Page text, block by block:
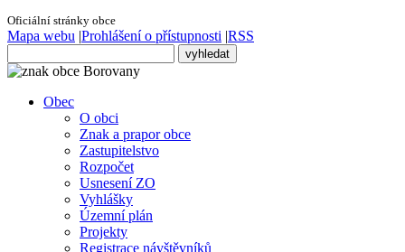
Oficiální stránky obce
Mapa webu |Prohlášení o přístupnosti |RSS
Obec
O obci
Znak a prapor obce
Zastupitelstvo
Rozpočet
Usnesení ZO
Vyhlášky
Územní plán
Projekty
Registrace návštěvníků